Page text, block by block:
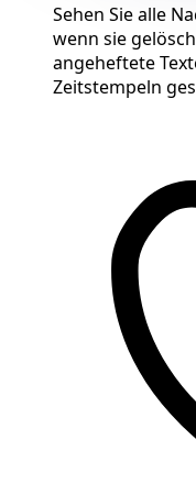
Sehen Sie alle
wenn sie
angeheftete
Zeitstempeln